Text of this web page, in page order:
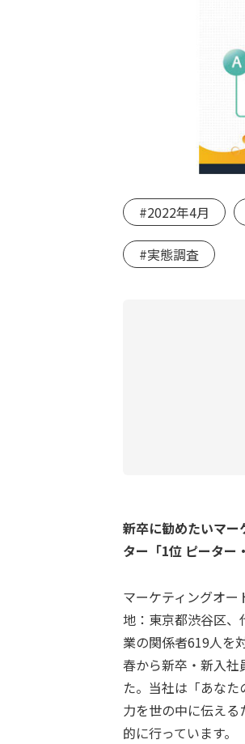
#2022年4月
#実態調査
新卒に勧めたいマー
ター「1位 ピーター
マーケティングオー
地：東京都渋谷区
業の関係者619人を
春から新卒・新入社
た。当社は「あな
力を世の中に伝え
的に行っています。